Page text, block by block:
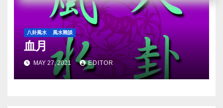
八卦風水 風水雜談
血月
MAY 27, 2021 EDITOR